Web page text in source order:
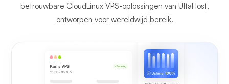
betrouwbare CloudLinux VPS-oplossingen van UltaHost,
ontworpen voor wereldwijd bereik.